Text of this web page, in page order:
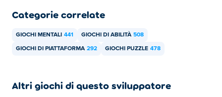
Categorie correlate
GIOCHI MENTALI 441 GIOCHI DI ABILITÀ 508
GIOCHI DI PIATTAFORMA 292 GIOCHI PUZZLE 478
Altri giochi di questo sviluppatore